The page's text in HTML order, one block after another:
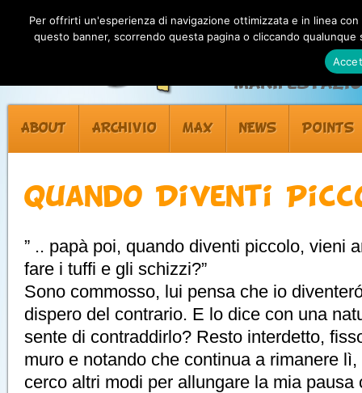
ABOUT ARCHIVIO MAX NEWS POINTS
Quando Diventi
” .. papà poi, quando diventi piccolo, vieni
fare i tuffi e gli schizzi?”
Sono commosso, lui pensa che io
dispero del contrario. E lo dice con una
sente di contraddirlo? Resto interdetto,
muro e notando che continua a rimanere
cerco altri modi per allungare la mia
Per offrirti un'esperienza di navigazione ottimizzata e in linea
questo banner, scorrendo questa pagina o cliccando